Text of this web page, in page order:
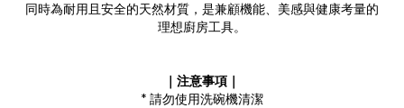
同時為耐用且安全的天然材質，是兼顧機能、美感與健康考量的
理想廚房工具。
｜注意事項｜
* 請勿使用洗碗機清潔